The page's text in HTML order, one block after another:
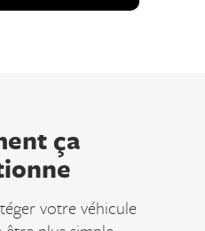
ça
votre véhicule